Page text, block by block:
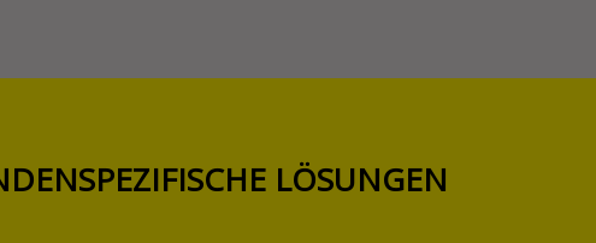
LÖSUNGEN